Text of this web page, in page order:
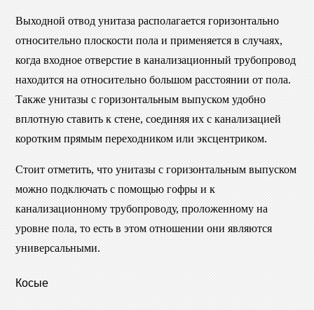
Выходной отвод унитаза располагается горизонтально
относительно плоскости пола и применяется в случаях,
когда входное отверстие в канализационный трубопровод
находится на относительно большом расстоянии от пола.
Также унитазы с горизонтальным выпуском удобно
вплотную ставить к стене, соединяя их с канализацией
коротким прямым переходником или эксцентриком.
Стоит отметить, что унитазы с горизонтальным выпуском
можно подключать с помощью гофры и к
канализационному трубопроводу, проложенному на
уровне пола, то есть в этом отношении они являются
универсальными.
Косые